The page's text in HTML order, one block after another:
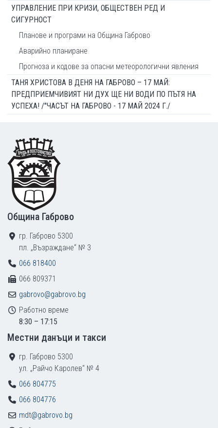
УПРАВЛЕНИЕ ПРИ КРИЗИ, ОБЩЕСТВЕН РЕД И
СИГУРНОСТ
Планове и програми на Община Габрово
Аварийно планиране
Прогноза и кодове за опасни метеорологични явления
ТАНЯ ХРИСТОВА В ДЕНЯ НА ГАБРОВО – 17 МАЙ:
ПРЕДПРИЕМЧИВИЯТ НИ ДУХ ЩЕ НИ ВОДИ ПО ПЪТЯ НА
УСПЕХА! /"ЧАСЪТ НА ГАБРОВО - 17 МАЙ 2024 Г./
Footer
Община Габрово
гр. Габрово 5300
пл. „Възраждане“ № 3
066 818400
066 809371
gabrovo@gabrovo.bg
Работно време
8:30 – 17:15
Местни данъци и такси
гр. Габрово 5300
ул. „Райчо Каролев“ № 4
066 804775
066 804776
mdt@gabrovo.bg